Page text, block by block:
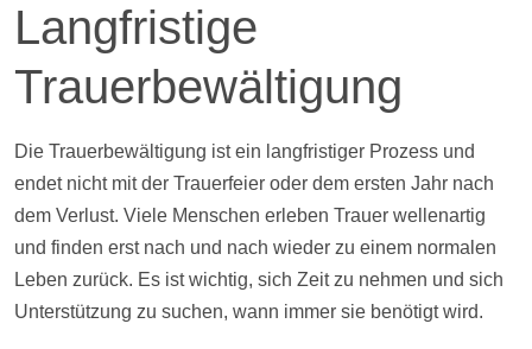
Langfristige
Trauerbewältigung
Die Trauerbewältigung ist ein langfristiger Prozess und
endet nicht mit der Trauerfeier oder dem ersten Jahr nach
dem Verlust. Viele Menschen erleben Trauer wellenartig
und finden erst nach und nach wieder zu einem normalen
Leben zurück. Es ist wichtig, sich Zeit zu nehmen und sich
Unterstützung zu suchen, wann immer sie benötigt wird.